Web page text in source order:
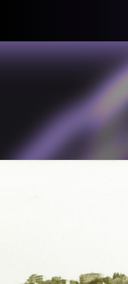
ماهيتنا
المساهمين
التختيم
تتكون